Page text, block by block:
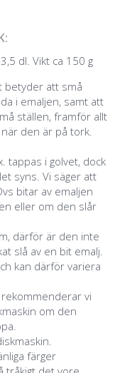
dl. Vikt ca 150 g
betyder att små
i emaljen, samt att
ställen, framför allt
den är på tork.
tappas i golvet, dock
syns. Vi säger att
bitar av emaljen
eller om den slår
därför är den inte
slå av en bit emalj.
kan därför variera
rekommenderar vi
om den
färger